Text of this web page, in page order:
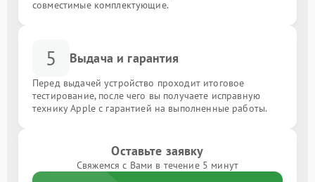
совместимые комплектующие.
5 Выдача и гарантия
Перед выдачей устройство проходит итоговое
тестирование, после чего вы получаете исправную
технику Apple с гарантией на выполненные работы.
Оставьте заявку
Свяжемся с Вами в течение 5 минут